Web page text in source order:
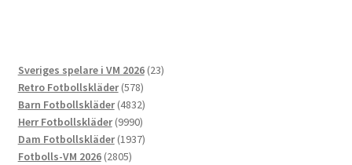
Sveriges spelare i VM 2026 2323
Retro Fotbollskläder 578578
produkter
Barn Fotbollskläder 48324832
produkter
Herr Fotbollskläder 99909990
produkter
Dam Fotbollskläder 19371937
Fotbolls-VM 2026 28052805